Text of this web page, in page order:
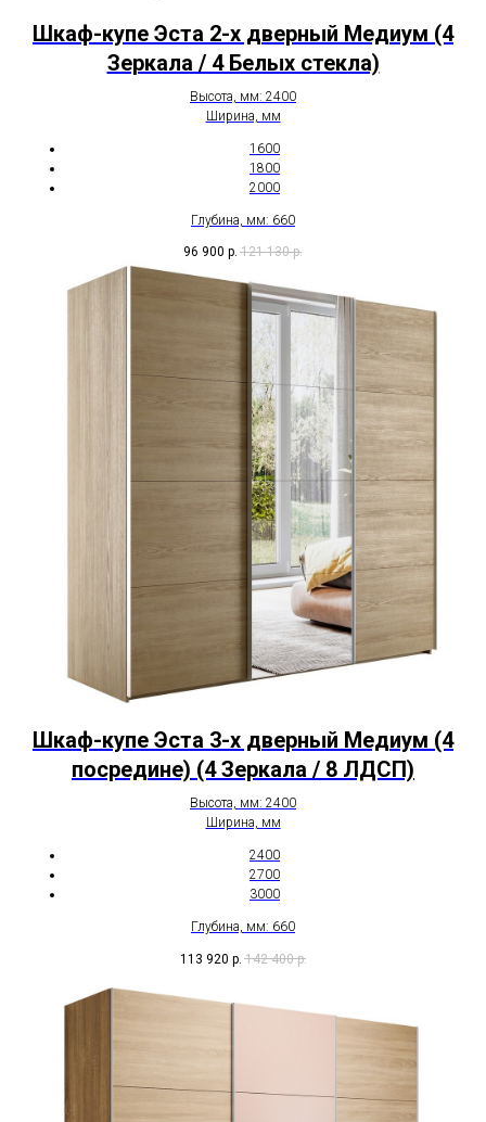
Шкаф-купе Эста 2-х дверный Медиум (4
Зеркала / 4 Белых стекла)
Высота, мм: 2400
Ширина, мм
1600
1800
2000
Глубина, мм: 660
96 900 р. 121 130 р.
Шкаф-купе Эста 3-х дверный Медиум (4
посредине) (4 Зеркала / 8 ЛДСП)
Высота, мм: 2400
Ширина, мм
2400
2700
3000
Глубина, мм: 660
113 920 р. 142 400 р.